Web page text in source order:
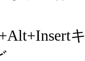
キー